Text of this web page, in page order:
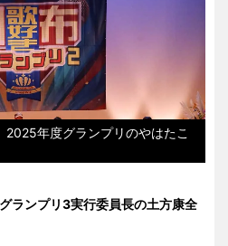
2025年度グランプリのやはたこ
ランプリ3実行委員長の土方康全